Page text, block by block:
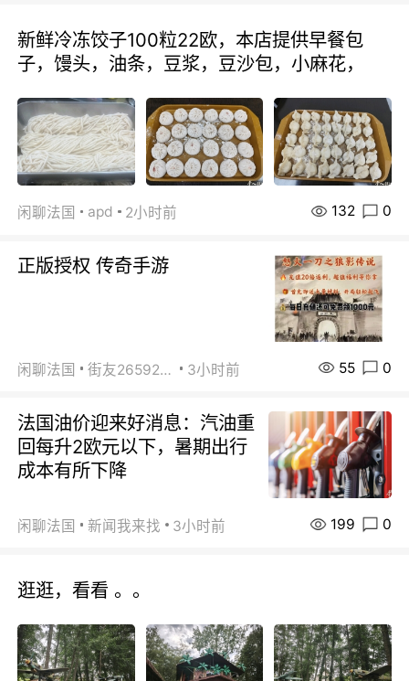
新鲜冷冻饺子100粒22欧，本店提供早餐包
子，馒头，油条，豆浆，豆沙包，小麻花，
闲聊法国 apd 2小时前 132 0
正版授权 传奇手游
闲聊法国 街友26592800 3小时前 55 0
法国油价迎来好消息：汽油重
回每升2欧元以下，暑期出行
成本有所下降
闲聊法国 新闻我来找 3小时前 199 0
逛逛，看看 。。